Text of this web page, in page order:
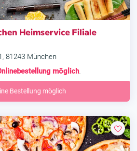
Heimservice Filiale
81243 München
möglich.
Bestellung möglich